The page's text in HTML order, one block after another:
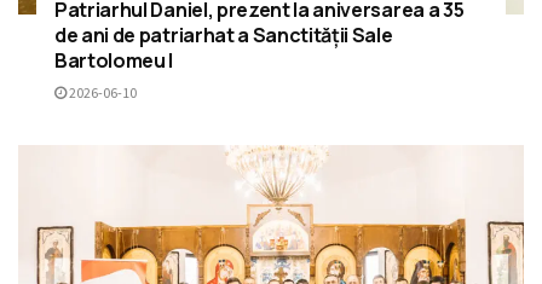
Patriarhul Daniel, prezent la aniversarea a 35
de ani de patriarhat a Sanctității Sale
Bartolomeu I
2026-06-10